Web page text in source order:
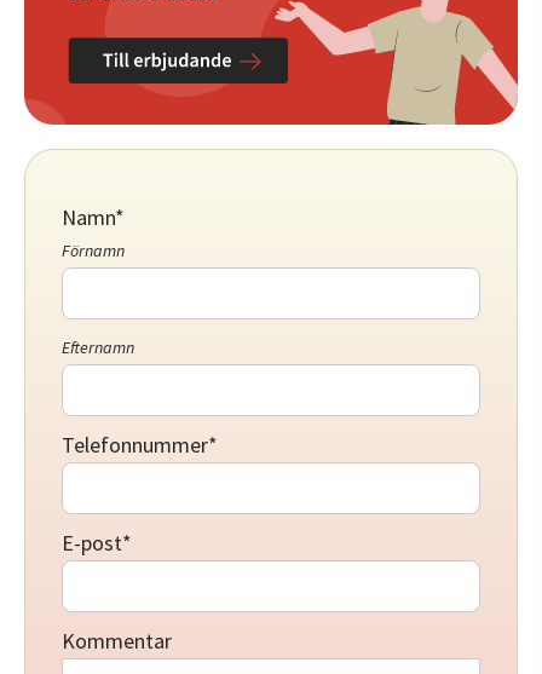
Namn*
Förnamn
Efternamn
Telefonnummer*
E-post*
Kommentar